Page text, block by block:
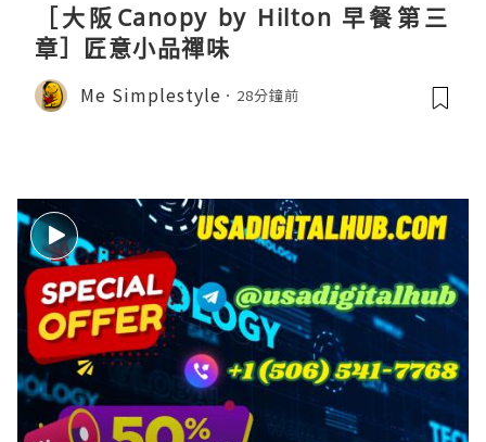
［大阪Canopy by Hilton 早餐第三
章］匠意小品禪味
Me Simplestyle 28分鐘前